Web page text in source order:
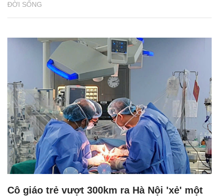
ĐỜI SỐNG
Cô giáo trẻ vượt 300km ra Hà Nội 'xẻ' một